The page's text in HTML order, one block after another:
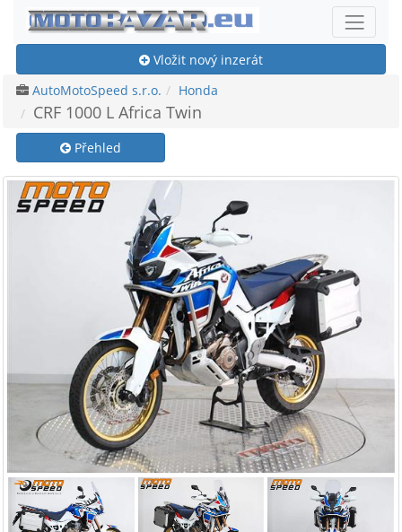
Vložit nový inzerát
AutoMotoSpeed s.r.o.
Honda
CRF 1000 L Africa Twin
Přehled